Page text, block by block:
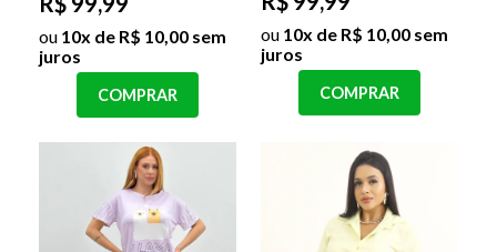
ou 10x de R$ 10,00 sem
juros
COMPRAR
ou 10x de R$ 10,00 sem
juros
COMPRAR